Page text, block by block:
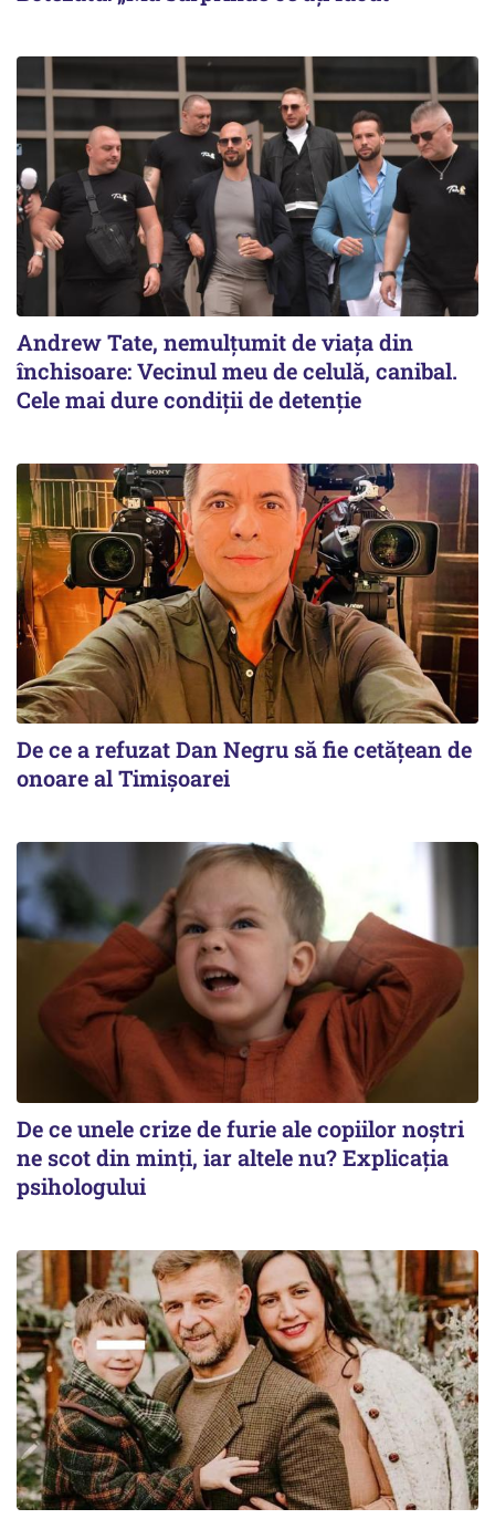
Andrew Tate, nemulțumit de viața din
închisoare: Vecinul meu de celulă, canibal.
Cele mai dure condiții de detenție
De ce a refuzat Dan Negru să fie cetățean de
onoare al Timișoarei
De ce unele crize de furie ale copiilor noștri
ne scot din minți, iar altele nu? Explicația
psihologului